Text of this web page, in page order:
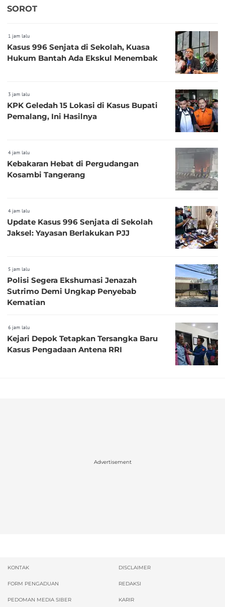
SOROT
1 jam lalu
Kasus 996 Senjata di Sekolah, Kuasa
Hukum Bantah Ada Ekskul Menembak
3 jam lalu
KPK Geledah 15 Lokasi di Kasus Bupati
Pemalang, Ini Hasilnya
4 jam lalu
Kebakaran Hebat di Pergudangan
Kosambi Tangerang
4 jam lalu
Update Kasus 996 Senjata di Sekolah
Jaksel: Yayasan Berlakukan PJJ
5 jam lalu
Polisi Segera Ekshumasi Jenazah
Sutrimo Demi Ungkap Penyebab
Kematian
6 jam lalu
Kejari Depok Tetapkan Tersangka Baru
Kasus Pengadaan Antena RRI
Advertisement
KONTAK DISCLAIMER
FORM PENGADUAN REDAKSI
PEDOMAN MEDIA SIBER KARIR